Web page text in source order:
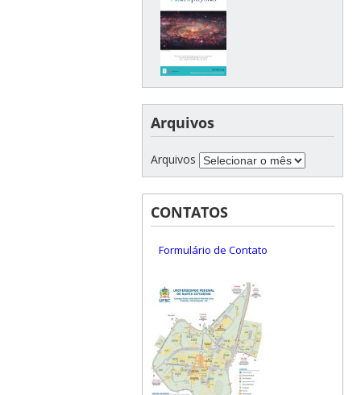
Arquivos
Arquivos
CONTATOS
Formulário de Contato